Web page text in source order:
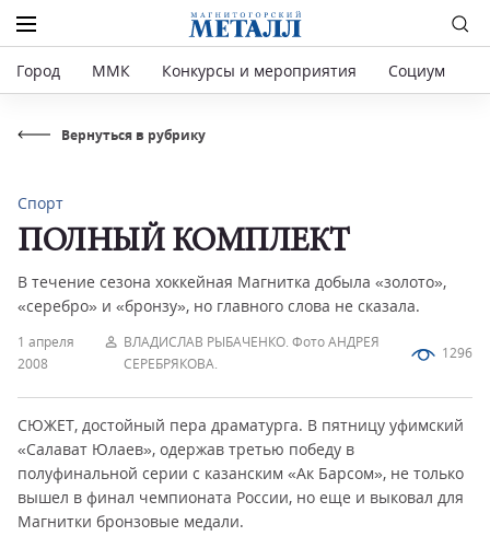
Город ММК Конкурсы и мероприятия Социум
Вернуться в рубрику
1 апреля
2008
ВЛАДИСЛАВ РЫБАЧЕНКО. Фото АНДРЕЯ
СЕРЕБРЯКОВА.
1296
Спорт
ПОЛНЫЙ КОМПЛЕКТ
В течение сезона хоккейная Магнитка добыла «золото»,
«серебро» и «бронзу», но главного слова не сказала.
СЮЖЕТ, достойный пера драматурга. В пятницу уфимский
«Салават Юлаев», одержав третью победу в
полуфинальной серии с казанским «Ак Барсом», не только
вышел в финал чемпионата России, но еще и выковал для
Магнитки бронзовые медали.